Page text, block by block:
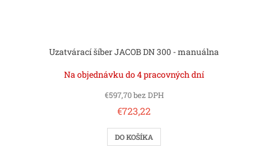
Uzatvárací šíber JACOB DN 300 - manuálna
Na objednávku do 4 pracovných dní
€597,70 bez DPH
€723,22
DO KOŠÍKA